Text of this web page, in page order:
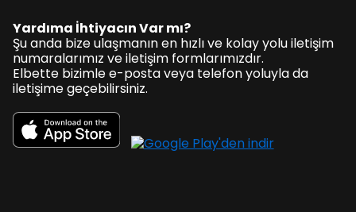
Yardıma İhtiyacın Var mı?
Şu anda bize ulaşmanın en hızlı ve kolay yolu iletişim
numaralarımız ve iletişim formlarımızdır.
Elbette bizimle e-posta veya telefon yoluyla da
iletişime geçebilirsiniz.